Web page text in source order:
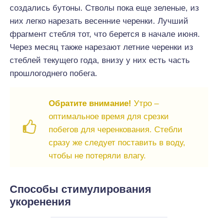
создались бутоны. Стволы пока еще зеленые, из
них легко нарезать весенние черенки. Лучший
фрагмент стебля тот, что берется в начале июня.
Через месяц также нарезают летние черенки из
стеблей текущего года, внизу у них есть часть
прошлогоднего побега.
Обратите внимание! Утро –
оптимальное время для срезки
побегов для черенкования. Стебли
сразу же следует поставить в воду,
чтобы не потеряли влагу.
Способы стимулирования
укоренения